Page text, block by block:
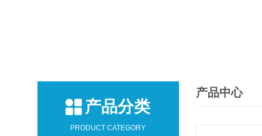
产品分类
PRODUCT CATEGORY
产品中心